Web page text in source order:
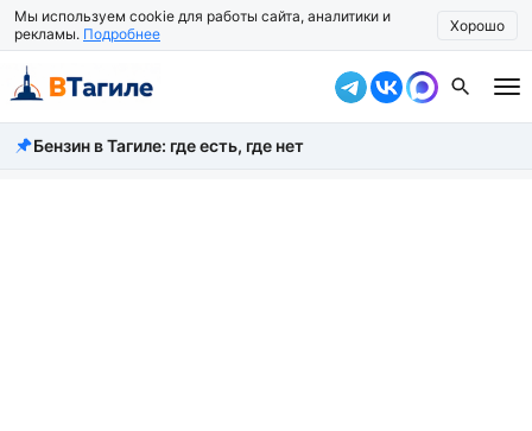
Мы используем cookie для работы сайта, аналитики и
рекламы. Подробнее Хорошо
Все новости
Бензин в Тагиле: где есть, где нет